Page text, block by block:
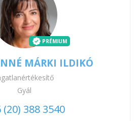
PRÉMIUM
MÁRKI ILDIKÓ
Gyál
(20) 388 3540